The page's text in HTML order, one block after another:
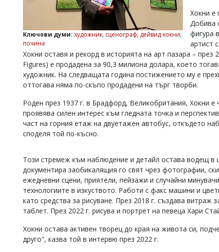
v.vasilev@flagman.bg
Касабова,
k.kassabova@flagman.bg
Главен
редактор:
office@flagman.bg
Коментарите
статиите
читателите
редакцията
отговорност
Ключови думи: художник, сценограф, дейвид хокни,
почина
Хокни е
Добива
фигура
артист
Хокни оставя и рекорд в историята на арт пазара –
Figures) е продадена за 90,3 милиона долара, което
художник. На следващата година постижението му е
оттогава няма по-скъпо продадени на търг творби.
Роден през 1937 г. в Брадфорд, Великобритания, Хокни
проявява силен интерес към гледната точка и
част на горния етаж на двуетажен автобус, откъдето
споделя той по-късно.
Този стремеж към наблюдение и детайл остава водещ в
документира заобикалящия го свят чрез фотографии,
ежедневни сцени, приятели, пейзажи и случайни
технологиите в изкуството. Работи с факс машини и
като средства за рисуване. През 2018 г. създава
таблет. През 2022 г. рисува и портрет на певеца Хари
Хокни остава активен творец до края на живота си,
друго", казва той в интервю през 2022 г.